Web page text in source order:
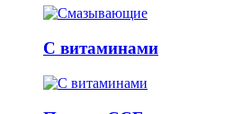
С витаминами